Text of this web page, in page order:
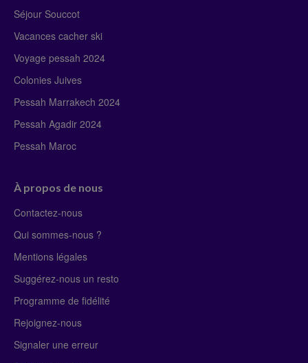
Séjour Souccot
Vacances cacher ski
Voyage pessah 2024
Colonies Juives
Pessah Marrakech 2024
Pessah Agadir 2024
Pessah Maroc
À propos de nous
Contactez-nous
Qui sommes-nous ?
Mentions légales
Suggérez-nous un resto
Programme de fidélité
Rejoignez-nous
Signaler une erreur